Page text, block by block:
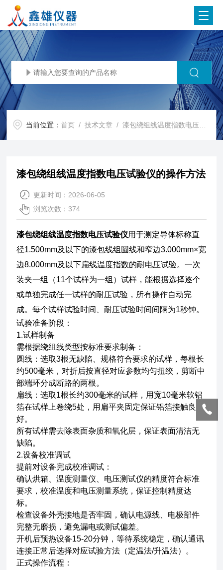
当前位置：首页 /技术文章 / 漆包绕组线温度指数电压试验仪的操作方法
漆包绕组线温度指数电压试验仪的操作方法
更新时间：2026-06-05
浏览次数：374
漆包绕组线温度指数电压试验仪用于测定导体标称直
径1.500mm及以下的漆包线组圆线和窄边3.000mm×宽
边8.000mm及以下扁线温度指数的耐电压试验。一次
装夹一组（11个试样为一组）试样，能根据选择逐个
或单独完成任一试样的耐压试验，所有操作自动完
成。每个试样试验时间、耐压试验时间间隔为1秒钟。
试验准备阶段：
1.试样制备
需根据绕组线类型按标准要求制备：
‌圆线‌：选取3根无缺陷、规格符合要求的试样，每根长
约500毫米，对折后按直径对应参数均匀扭绞，剪断中
部端环分成断路的两根。
‌扁线‌：选取1根长约300毫米的试样，用宽10毫米软铝
箔在试样上卷绕5处，用扁平夹固定保证铝箔接触良
好。
所有试样需去除表面杂质和氧化层，保证表面清洁无
缺陷。
2.设备校准调试
提前对设备完成校准调试：
确认烘箱、温度测量仪、电压测试仪的精度符合标准
要求，校准温度和电压测量系统，保证控制精度达
标。
检查设备外壳接地是否牢固，确认电源线、电极部件
完整无磨损，避免漏电或测试偏差。
开机后预热设备15-20分钟，等待系统稳定，确认通讯
连接正常后选择对应试验方法（定温法/升温法）。
正式操作流程：